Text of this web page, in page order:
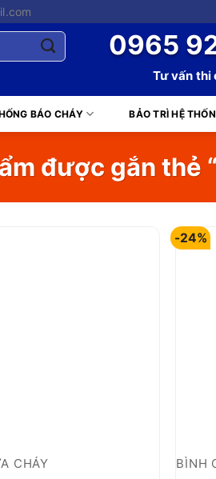
0965
Tư vấn thi
BÁO CHÁY BẢO TRÌ HỆ
được gắn thẻ
CHÁY
-24%
BÌNH